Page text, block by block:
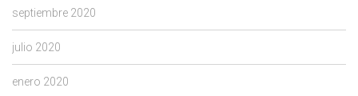
septiembre 2020
julio 2020
enero 2020